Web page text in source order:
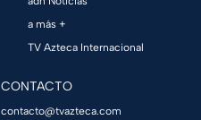
a más +
TV Azteca Internacional
CONTACTO
contacto@tvazteca.com